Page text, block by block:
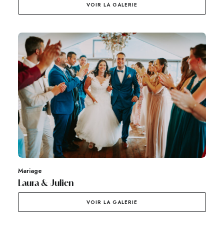
VOIR LA GALERIE
Mariage
Laura & Julien
VOIR LA GALERIE